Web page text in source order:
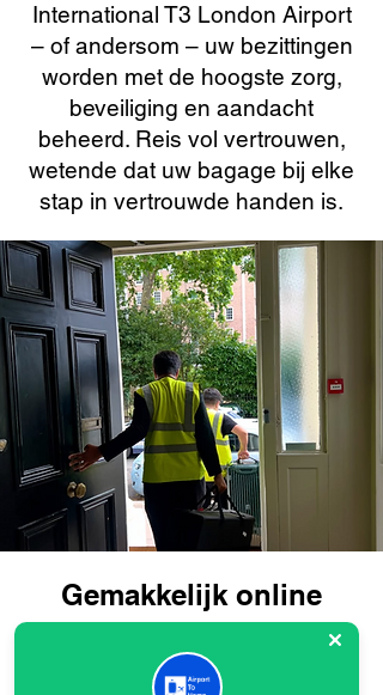
International T3 London Airport
– of andersom – uw bezittingen
worden met de hoogste zorg,
beveiliging en aandacht
beheerd. Reis vol vertrouwen,
wetende dat uw bagage bij elke
stap in vertrouwde handen is.
Gemakkelijk online
bagagebezorging op